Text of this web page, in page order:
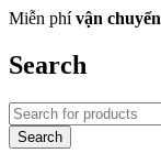
Miễn phívận chuyển
Search